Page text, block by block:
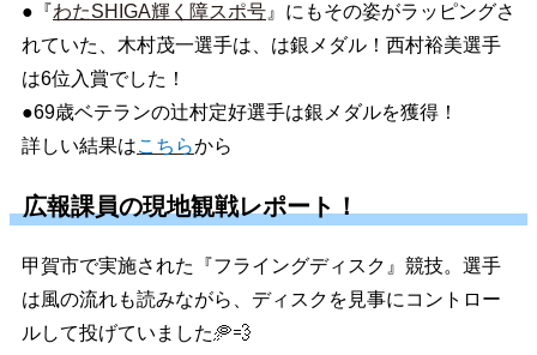
●『わたSHIGA輝く障スポ号 』にもその姿がラッピングさ
れていた、木村茂一選手は、は銀メダル！西村裕美選手
は6位入賞でした！
●69歳ベテランの辻村定好選手は銀メダルを獲得！
詳しい結果はこちらから
広報課員の現地観戦レポート！
甲賀市で実施された『フライングディスク』競技。選手
は風の流れも読みながら、ディスクを見事にコントロー
ルして投げていました🥏💨